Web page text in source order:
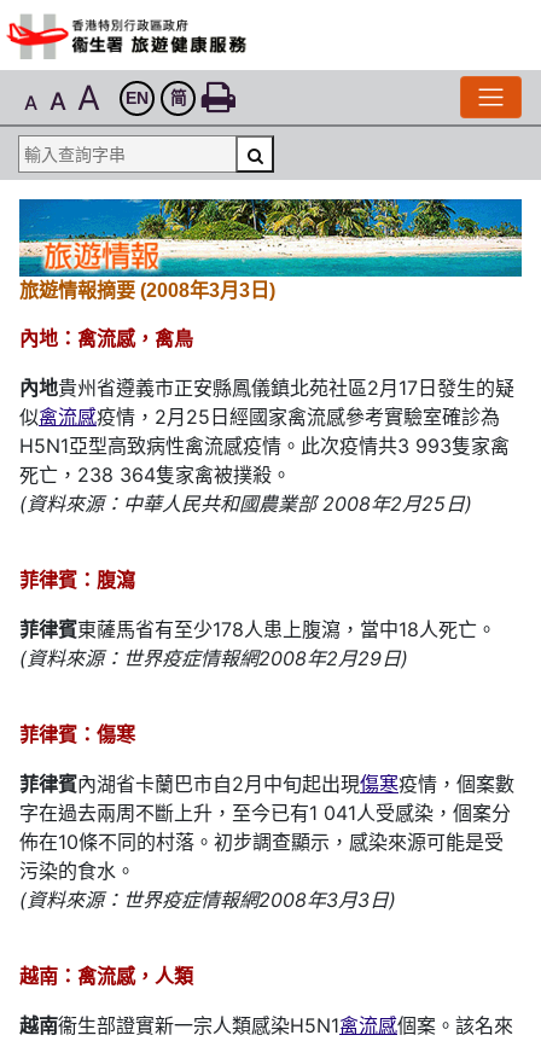
A A A EN 简
旅遊情報摘要 (2008年3月3日)
內地：禽流感，禽鳥
內地貴州省遵義市正安縣鳳儀鎮北苑社區2月17日發生的疑
似禽流感疫情，2月25日經國家禽流感參考實驗室確診為
H5N1亞型高致病性禽流感疫情。此次疫情共3 993隻家禽
死亡，238 364隻家禽被撲殺。
(資料來源：中華人民共和國農業部 2008年2月25日)
菲律賓：腹瀉
菲律賓東薩馬省有至少178人患上腹瀉，當中18人死亡。
(資料來源：世界疫症情報網2008年2月29日)
菲律賓：傷寒
菲律賓內湖省卡蘭巴市自2月中旬起出現傷寒疫情，個案數
字在過去兩周不斷上升，至今已有1 041人受感染，個案分
佈在10條不同的村落。初步調查顯示，感染來源可能是受
污染的食水。
(資料來源：世界疫症情報網2008年3月3日)
越南：禽流感，人類
越南衞生部證實新一宗人類感染H5N1禽流感個案。該名來